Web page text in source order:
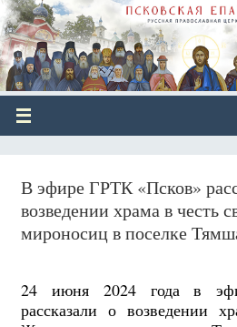
В эфире ГРТК «Псков»
возведении храма в честь
мироносиц в поселке
24 июня 2024 года в
рассказали о возведении